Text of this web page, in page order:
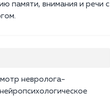
памяти, внимания и речи с
невролога-